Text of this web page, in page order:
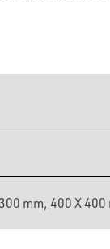
mm, 400 X 400